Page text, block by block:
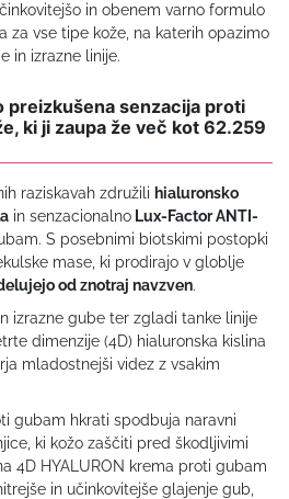
in obenem varno formulo
za vse tipe kože, na katerih opazimo
in izrazne linije.
preizkušena senzacija proti
ki ji zaupa že več kot 62.259
raziskavah združili hialuronsko
in senzacionalno Lux-Factor ANTI-
S posebnimi biotskimi postopki
mase, ki prodirajo v globlje
od znotraj navzven.
izrazne gube ter zgladi tanke linije
dimenzije (4D) hialuronska kislina
mladostnejši videz z vsakim
gubam hkrati spodbuja naravni
ki kožo zaščiti pred škodljivimi
4D HYALURON krema proti gubam
in učinkovitejše glajenje gub,